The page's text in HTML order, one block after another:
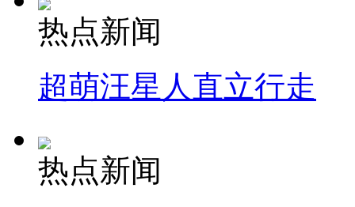
热点新闻
超萌汪星人直立行走
热点新闻